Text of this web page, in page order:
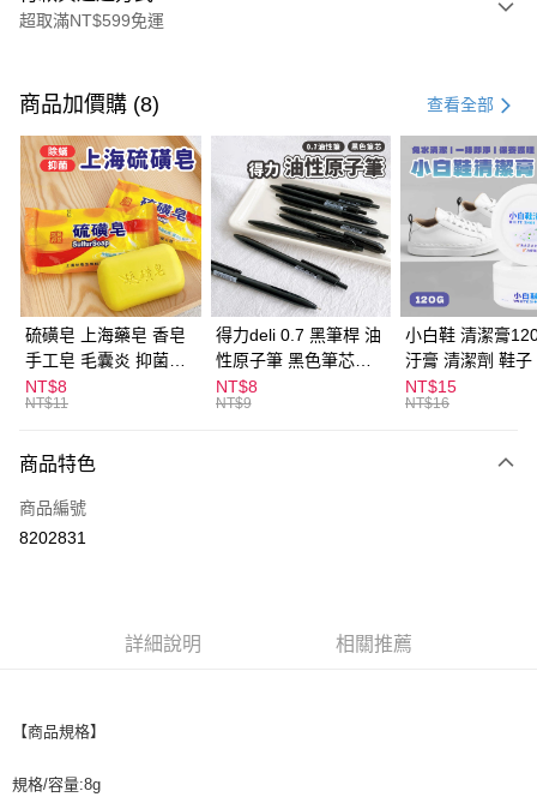
超取滿NT$599免運
信用卡一次付款
超商取貨付款
LINE Pay
Apple Pay
街口支付
悠遊付
ATM付款
全家取貨付款
每筆NT$60，滿NT$599(含以上)免運費
付款後全家取貨
每筆NT$60，滿NT$599(含以上)免運費
每筆NT$60，滿NT$599(含以上)免運費
宅配
商品加價購 (8) 查看全部
硫磺皂 上海藥皂 香皂
手工皂 毛囊炎 抑菌除
蟎 清潔護膚 去油去痘
寵物皮膚病 狗狗貓咪
NT$8
NT$11
得力deli 0.7 黑筆桿 油
性原子筆 黑色筆芯
S304
NT$8
NT$9
小白鞋 清潔膏
汙膏 清潔劑 鞋子
漬 白皮鞋 鞋油
NT$15
NT$16
商品特色
商品編號
8202831
詳細說明 相關推薦
【商品規格】
規格/容量:8g